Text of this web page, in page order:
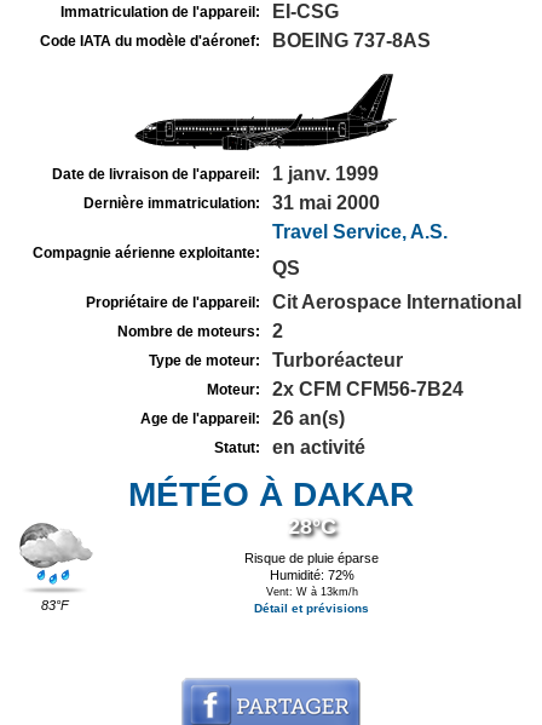
Immatriculation de l'appareil: EI-CSG
Code IATA du modèle d'aéronef: BOEING 737-8AS
Date de livraison de l'appareil: 1 janv. 1999
Dernière immatriculation: 31 mai 2000
Compagnie aérienne exploitante:
Travel Service, A.S.
QS
Propriétaire de l'appareil: Cit Aerospace International
Nombre de moteurs: 2
Type de moteur: Turboréacteur
Moteur: 2x CFM CFM56-7B24
Age de l'appareil: 26 an(s)
Statut: en activité
MÉTÉO À DAKAR
83°F
28°C
Risque de pluie éparse
Humidité: 72%
Vent: W à 13km/h
Détail et prévisions